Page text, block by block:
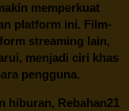
memperkuat
platform ini. Film-
streaming lain,
menjadi ciri khas
pengguna.
hiburan, Rebahan21